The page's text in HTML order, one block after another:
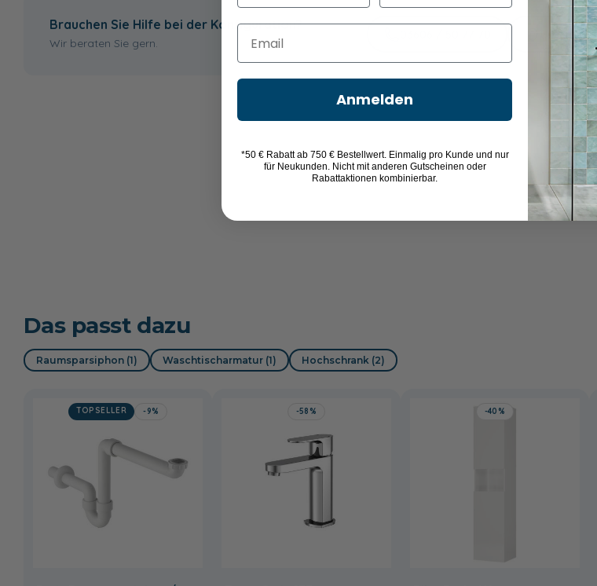
Brauchen Sie Hilfe bei der Konfiguration?
Wir beraten Sie gern.
Unsere
Das passt dazu
Raumsparsiphon (1) Waschtischarmatur (1) Hochschrank (2)
TOPSELLER -9% -58% -40%
Email
Anmelden
*50 € Rabatt ab 750 € Bestellwert. Einmalig pro Kunde und nur
für Neukunden. Nicht mit anderen Gutscheinen oder
Rabattaktionen kombinierbar.